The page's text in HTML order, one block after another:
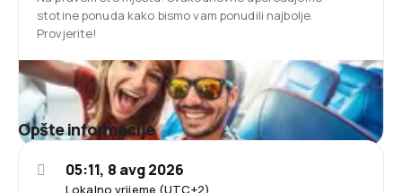
stotine ponuda kako bismo vam ponudili najbolje.
Provjerite!
Opšte informacije
Lokalno vrijeme (UTC+2)
05:11, 8 avg 2026